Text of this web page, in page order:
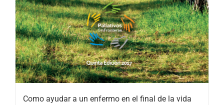
Como ayudar a un enfermo en el final de la vida